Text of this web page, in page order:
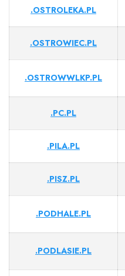
.OSTROLEKA.PL
.OSTROWIEC.PL
.OSTROWWLKP.PL
.PC.PL
.PILA.PL
.PISZ.PL
.PODHALE.PL
.PODLASIE.PL